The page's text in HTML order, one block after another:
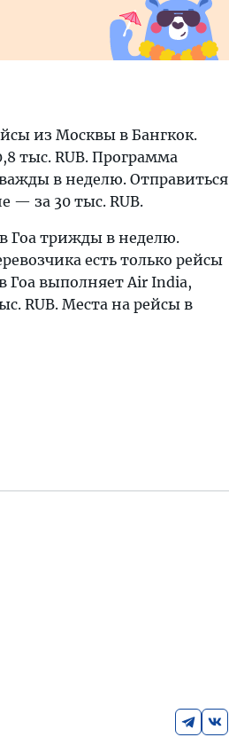
из Москвы в Бангкок.
тыс. RUB. Программа
в неделю. Отправиться
— за 30 тыс. RUB.
Гоа трижды в неделю.
есть только рейсы
Гоа выполняет Air India,
RUB. Места на рейсы в